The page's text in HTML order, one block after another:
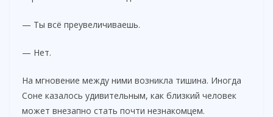
— Ты всё преувеличиваешь.
— Нет.
На мгновение между ними возникла тишина. Иногда
Соне казалось удивительным, как близкий человек
может внезапно стать почти незнакомцем.